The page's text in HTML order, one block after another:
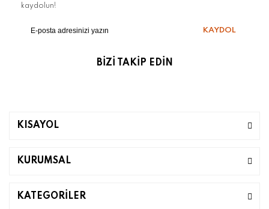
kaydolun!
KAYDOL
BİZİ TAKİP EDİN
KISAYOL
KURUMSAL
KATEGORİLER